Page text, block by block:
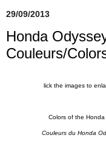
29/09/2013
Honda
Couleurs/
lick the images to
Colors of the
Couleurs du Honda